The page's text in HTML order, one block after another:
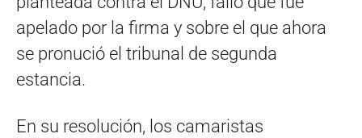
apelado por la firma y sobre el que ahora
se pronució el tribunal de segunda
estancia.
En su resolución, los camaristas